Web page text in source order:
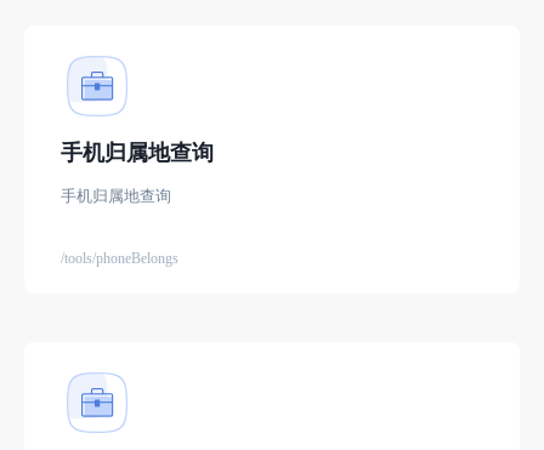
手机归属地查询
手机归属地查询
/tools/phoneBelongs